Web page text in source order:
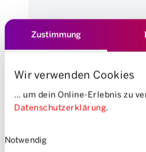
Zustimmung
Wir verwenden Cookies
… um dein Online-Erlebnis zu
Datenschutzerklärung.
Notwendig